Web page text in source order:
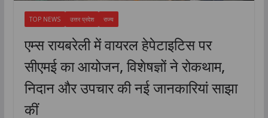
TOP NEWS उत्तर प्रदेश राज्य
एम्स रायबरेली में वायरल हेपेटाइटिस पर
सीएमई का आयोजन, विशेषज्ञों ने रोकथाम,
निदान और उपचार की नई जानकारियां साझा
कीं